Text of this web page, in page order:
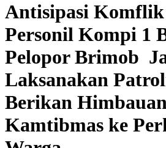
Antisipasi Komflik
Personil Kompi 1
Pelopor Brimob
Laksanakan
Berikan
Kamtibmas ke